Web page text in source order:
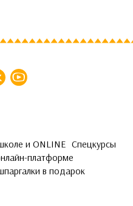
и ONLINE Спецкурсы
платформе
в подарок